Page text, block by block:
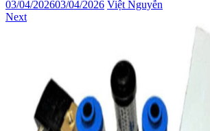
03/04/202603/04/2026 Việt Nguyễn
Next